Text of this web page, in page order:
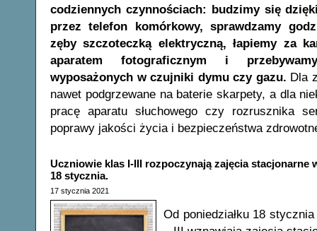
codziennych czynnościach: budzimy się
przez telefon komórkowy, sprawdzamy
zęby szczoteczką elektryczną, łapiemy za
aparatem fotograficznym i
wyposażonych w czujniki dymu czy gazu. Dla
nawet podgrzewane na baterie skarpety, a dla
pracę aparatu słuchowego czy rozrusznika
poprawy jakości życia i bezpieczeństwa
Uczniowie klas I-III rozpoczynają zajęcia stacjonarne
18 stycznia.
17 stycznia 2021
Od poniedziałku 18